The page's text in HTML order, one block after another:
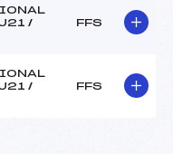
/
FFS
/
FFS